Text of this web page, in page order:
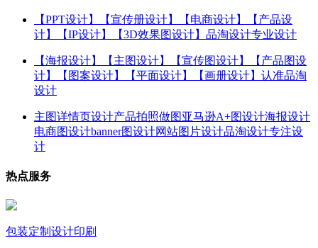
【PPT设计】【宣传册设计】【电商设计】【产品设
计】【IP设计】【3D效果图设计】品淘设计专业设计
【海报设计】【主图设计】【宣传图设计】【产品图设
计】【图案设计】【平面设计】【画册设计】认准品淘
设计
主图详情页设计产品拍照做图亚马逊A+图设计海报设计
电商图设计banner图设计网站图片设计品淘设计专注设
计
热点服务
包装定制设计印刷